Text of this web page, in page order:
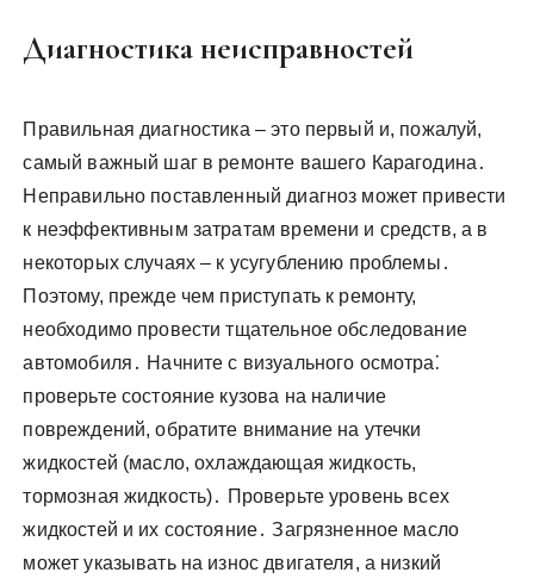
Диагностика неисправностей
Правильная диагностика – это первый и, пожалуй,
самый важный шаг в ремонте вашего Карагодина․
Неправильно поставленный диагноз может привести
к неэффективным затратам времени и средств, а в
некоторых случаях – к усугублению проблемы․
Поэтому, прежде чем приступать к ремонту,
необходимо провести тщательное обследование
автомобиля․ Начните с визуального осмотра⁚
проверьте состояние кузова на наличие
повреждений, обратите внимание на утечки
жидкостей (масло, охлаждающая жидкость,
тормозная жидкость)․ Проверьте уровень всех
жидкостей и их состояние․ Загрязненное масло
может указывать на износ двигателя, а низкий